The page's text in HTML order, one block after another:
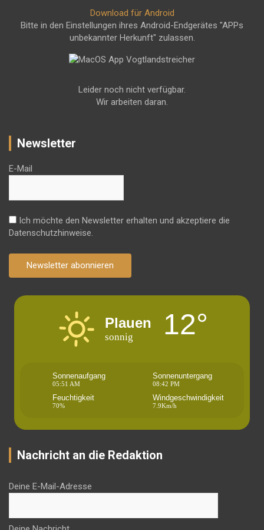
Download für Android
Bitte in den Einstellungen ihres Android-Endgerätes "APPs
unbekannter Herkunft" zulassen.
Leider noch nicht verfügbar.
Wir arbeiten daran.
Newsletter
E-Mail
Ich möchte den Newsletter erhalten und akzeptiere die
Datenschutzhinweise.
Newsletter abonnieren
Plauen
sonnig 12°
Sonnenaufgang
05:51 AM
Sonnenuntergang
08:42 PM
Feuchtigkeit
70%
Windgeschwindigkeit
7.9Km/h
Nachricht an die Redaktion
Deine E-Mail-Adresse